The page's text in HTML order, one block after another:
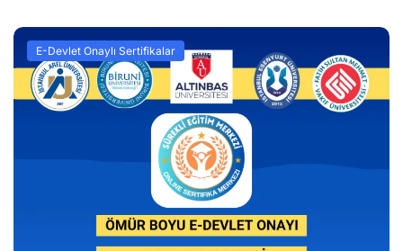
E-Devlet Onaylı Sertifikalar